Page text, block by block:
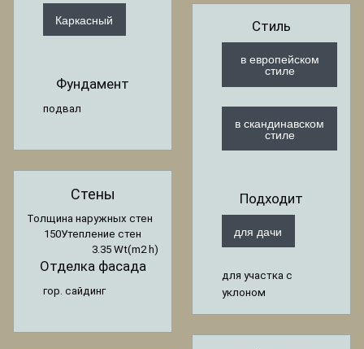
Каркасный
Фундамент
подвал
Стены
Толщина наружных стен
150Утепление стен
3.35 Wt(m2 h)
Отделка фасада
гор. сайдинг
Стиль
в европейском
стиле
в скандинавском
стиле
Подходит
для дачи
для участка с
уклоном